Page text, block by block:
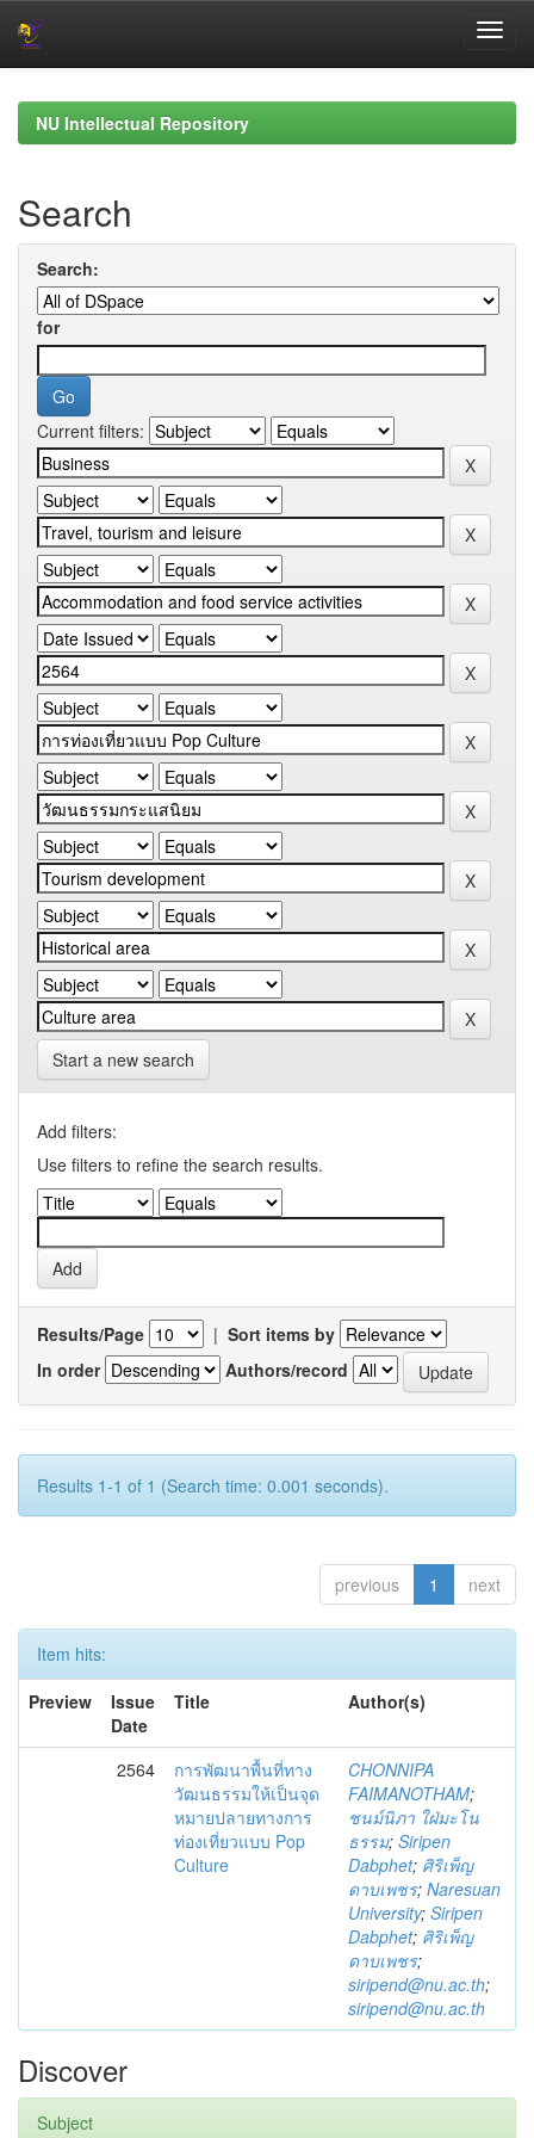
navigationNU Intellectual Repository
Search
Search:
for
Current filters:
Start a new search
Add filters:
Use filters to refine the search results.
Results/Page | Sort items by
In order
Authors/record
Results 1-1 of 1 (Search time: 0.001 seconds).
previous 1 next
Item hits:
Preview
Issue
Date
Title Author(s)
2564
การพัฒนาพื้นที่ทาง
วัฒนธรรมให้เป็นจุด
หมายปลายทางการ
ท่องเที่ยวแบบ Pop
Culture
CHONNIPA
FAIMANOTHAM;
ชนม์นิภา ใฝ่มะโน
ธรรม; Siripen
Dabphet; ศิริเพ็ญ
ดาบเพชร; Naresuan
University; Siripen
Dabphet; ศิริเพ็ญ
ดาบเพชร;
siripend@nu.ac.th;
siripend@nu.ac.th
Discover
Subject